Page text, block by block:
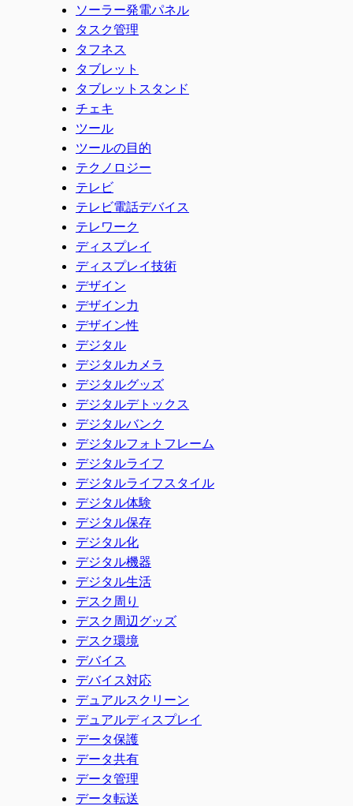
ソーラー発電パネル
タスク管理
タフネス
タブレット
タブレットスタンド
チェキ
ツール
ツールの目的
テクノロジー
テレビ
テレビ電話デバイス
テレワーク
ディスプレイ
ディスプレイ技術
デザイン
デザイン力
デザイン性
デジタル
デジタルカメラ
デジタルグッズ
デジタルデトックス
デジタルバンク
デジタルフォトフレーム
デジタルライフ
デジタルライフスタイル
デジタル体験
デジタル保存
デジタル化
デジタル機器
デジタル生活
デスク周り
デスク周辺グッズ
デスク環境
デバイス
デバイス対応
デュアルスクリーン
デュアルディスプレイ
データ保護
データ共有
データ管理
データ転送